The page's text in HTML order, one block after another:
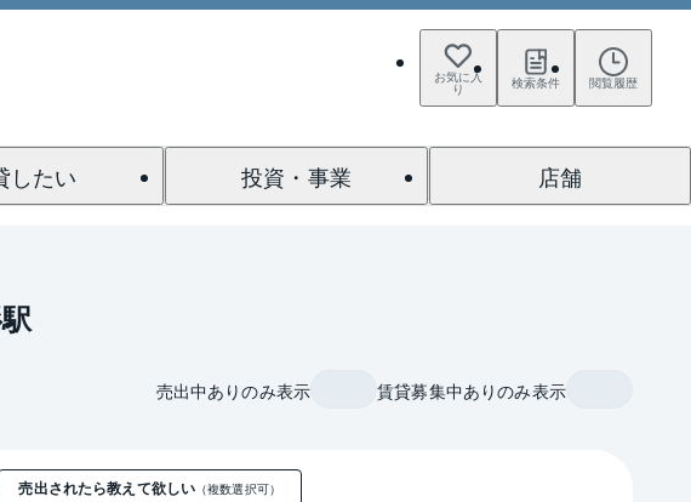
お気に入
り 検索条件 閲覧履歴
したい 投資・事業 店舗
売出中ありのみ表示 賃貸募集中ありのみ表示
売出されたら教えて欲しい （複数選択可）